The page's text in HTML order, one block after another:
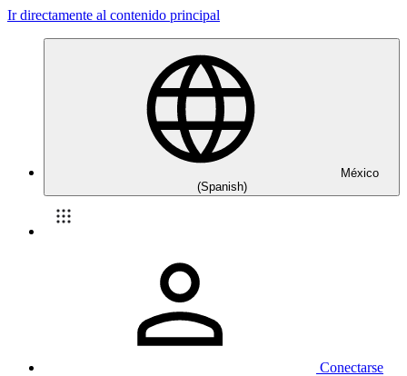
Ir directamente al contenido principal
México
(Spanish)
Conectarse